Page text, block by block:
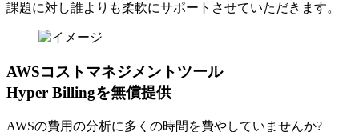
課題に対し誰よりも柔軟にサポートさせていただきます。
AWSコストマネジメントツール
Hyper Billingを無償提供
AWSの費⽤の分析に多くの時間を費やしていませんか?